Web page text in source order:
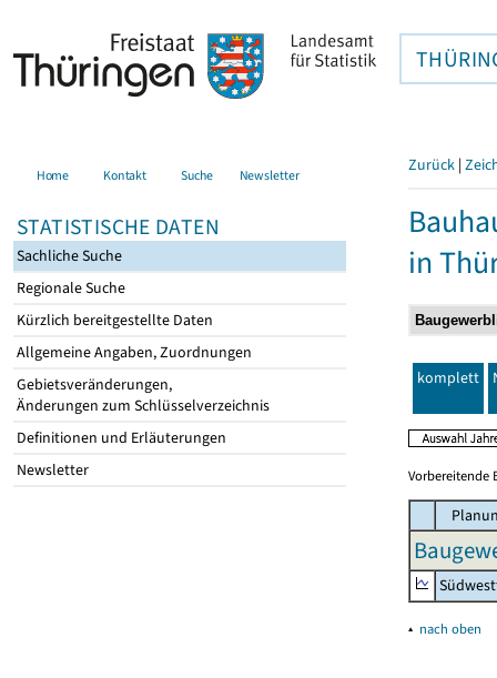
Home Kontakt Suche Newsletter
STATISTISCHE DATEN
Sachliche Suche
Regionale Suche
Kürzlich bereitgestellte Daten
Allgemeine Angaben, Zuordnungen
Gebietsveränderungen,
Änderungen zum Schlüsselverzeichnis
Definitionen und Erläuterungen
Newsletter
Zurück |
in
komplett
Vorbereitende
▴ nach oben